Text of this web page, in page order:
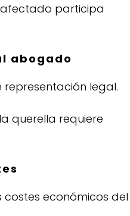
afectado participa
abogado
legal.
querella requiere
económicos del